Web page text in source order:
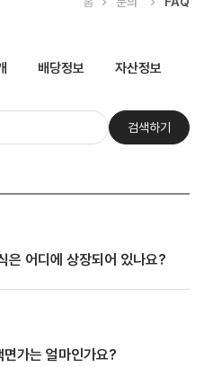
배당정보 자산정보
검색하기
은 어디에 상장되어 있나요?
가는 얼마인가요?